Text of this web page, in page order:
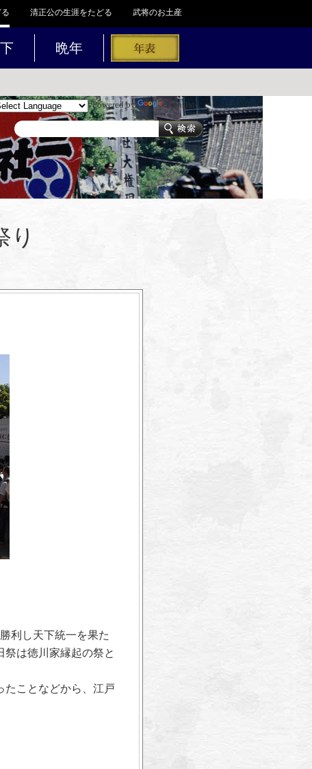
清正公の生涯をたどる 武将のお土産
Powered by Translate
晩年
り
利し天下統一を果た
は徳川家縁起の祭と
たことなどから、江戸